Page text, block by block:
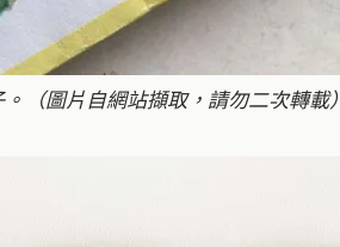
（圖片自網站擷取，請勿二次轉載）